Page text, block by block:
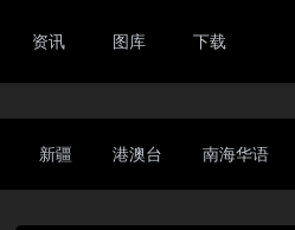
资讯 图库 下载
新疆 港澳台 南海华语